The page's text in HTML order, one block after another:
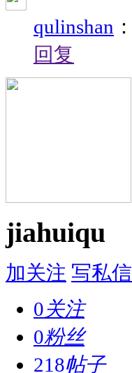
qulinshan ：
回复
jiahuiqu
加关注 写私信
0关注
0粉丝
218帖子